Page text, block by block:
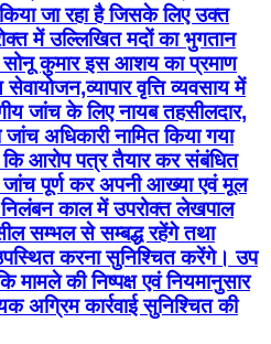
जा रहा है जिसके लिए उक्त
में उल्लिखित मदों का भुगतान
सोनू कुमार इस आशय का प्रमाण
वृत्ति व्यवसाय में
जांच के लिए नायब तहसीलदार,
अधिकारी नामित किया गया
कि आरोप पत्र तैयार कर संबंधित
जांच पूर्ण कर अपनी आख्या एवं मूल
काल में उपरोक्त लेखपाल
सम्भल से सम्बद्ध रहेंगे तथा
करना सुनिश्चित करेंगे। उप
मामले की निष्पक्ष एवं नियमानुसार
अग्रिम कार्रवाई सुनिश्चित की